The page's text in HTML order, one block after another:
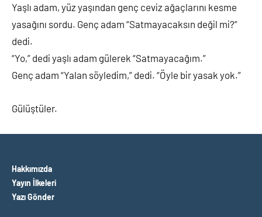
Yaşlı adam, yüz yaşından genç ceviz ağaçlarını kesme
yasağını sordu. Genç adam “Satmayacaksın değil mi?”
dedi.
“Yo,” dedi yaşlı adam gülerek “Satmayacağım.”
Genç adam “Yalan söyledim,” dedi. “Öyle bir yasak yok.”
Gülüştüler.
Hakkımızda
Yayın İlkeleri
Yazı Gönder